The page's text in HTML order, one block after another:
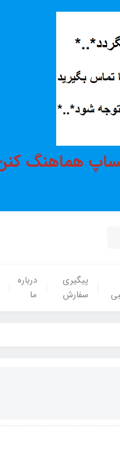
هماهنگ
پیگیری
سفارش
درباره
ما